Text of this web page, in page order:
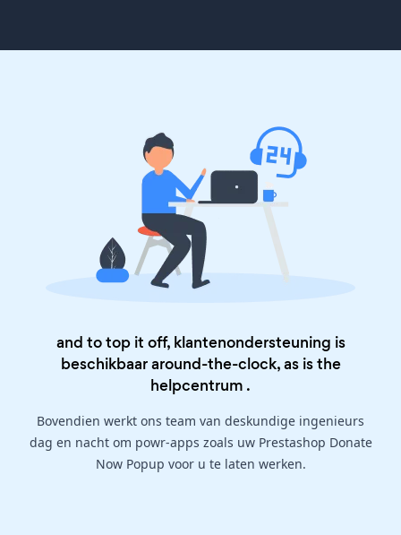
and to top it off, klantenondersteuning is
beschikbaar around-the-clock, as is the
helpcentrum .
Bovendien werkt ons team van deskundige ingenieurs
dag en nacht om powr-apps zoals uw Prestashop Donate
Now Popup voor u te laten werken.